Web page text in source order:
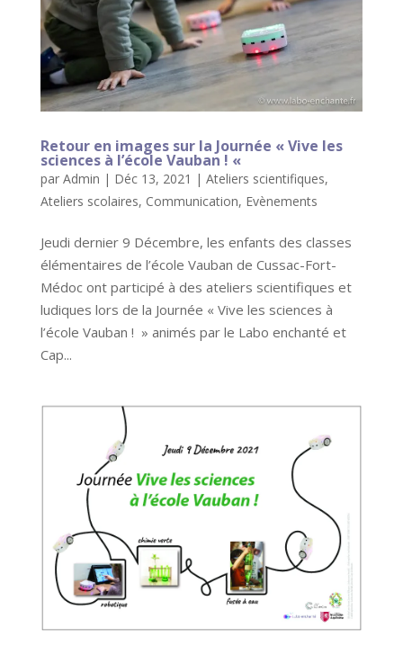
Retour en images sur la Journée « Vive les
sciences à l’école Vauban ! «
par Admin | Déc 13, 2021 | Ateliers scientifiques,
Ateliers scolaires, Communication, Evènements
Jeudi dernier 9 Décembre, les enfants des classes
élémentaires de l’école Vauban de Cussac-Fort-
Médoc ont participé à des ateliers scientifiques et
ludiques lors de la Journée « Vive les sciences à
l’école Vauban ! » animés par le Labo enchanté et
Cap...